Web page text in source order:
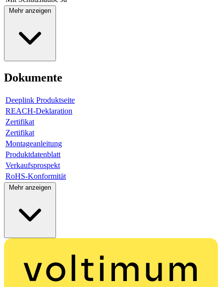
Mehr anzeigen
Dokumente
Deeplink Produktseite
REACH-Deklaration
Zertifikat
Zertifikat
Montageanleitung
Produktdatenblatt
Verkaufsprospekt
RoHS-Konformität
Mehr anzeigen